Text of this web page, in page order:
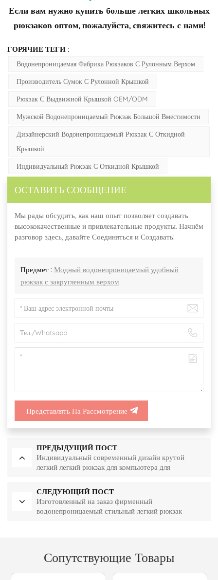
Если вам нужно купить больше легких школьных
рюкзаков оптом, пожалуйста, свяжитесь с нами!
ГОРЯЧИЕ ТЕГИ :
Водонепроницаемая Фабрика Рюкзаков С Рулонным Верхом
Производитель Сумок С Рулонной Крышкой
Рюкзак С Выдвижной Крышкой OEM/ODM
Мужской Водонепроницаемый Рюкзак Большой Вместимости
Дизайнерский Водонепроницаемый Рюкзак С Откидной
Крышкой
Индивидуальный Рюкзак С Откидной Крышкой
ОСТАВИТЬ СООБЩЕНИЕ
Мы рады обсудить, как наш опыт позволяет создавать
высококачественные и привлекательные продукты. Начнём
разговор здесь, давайте Соединяться и Создавать!
Предмет : Модный водонепроницаемый удобный
рюкзак с закругленным верхом
Представлять На Рассмотрение
ПРЕДЫДУЩИЙ ПОСТ
Индивидуальный современный дизайн крутой
легкий легкий рюкзак для компьютера для
СЛЕДУЮЩИЙ ПОСТ
Изготовленный на заказ фирменный
водонепроницаемый стильный легкий рюкзак
Сопутствующие Товары